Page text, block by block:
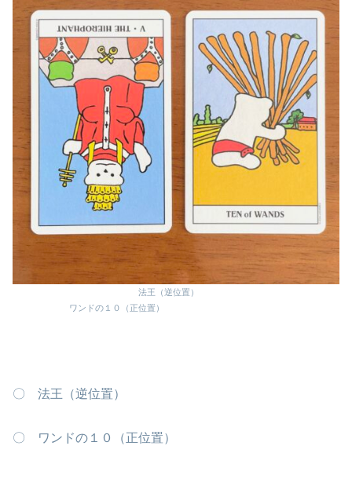
法王（逆位置）
ワンドの１０（正位置）
〇 法王（逆位置）
〇 ワンドの１０（正位置）